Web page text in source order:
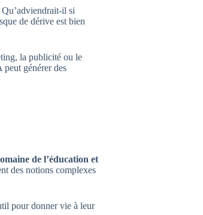
Qu’adviendrait-il si
de dérive est bien
la publicité ou le
générer des
de l’éducation et
des notions complexes
pour donner vie à leur